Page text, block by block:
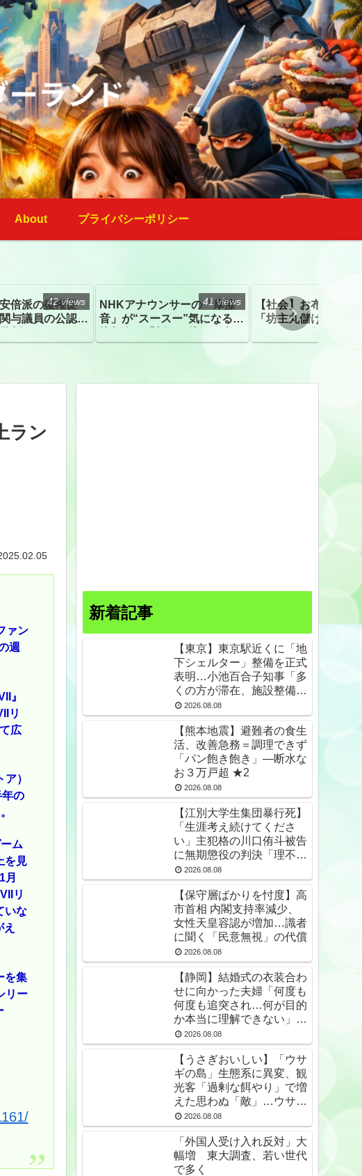
About プライバシーポリシー
倍派の復権促
与議員の公認、
42 views
NHKアナウンサーの「摩擦
音」が“スースー”気になる指
聴こえる。聴きづらい」
41 views
【社会】お布施、戒
「坊主丸儲け」は
ほとんどが年収３０
下「地方の寺の僧侶
ラン
ァン
週
』
リ
広
）
の
ム
を見
月
リ
いな
を集
リー
新着記事
【東京】東京駅近くに「地
下シェルター」整備を正式
表明…小池百合子知事「多
くの方が滞在、施設整備の
効果高い」 ★2
2026.08.08
【熊本地震】避難者の食生
活、改善急務＝調理できず
「パン飽き飽き」―断水な
お３万戸超 ★2
2026.08.08
【江別大学生集団暴行死】
「生涯考え続けてくださ
い」主犯格の川口侑斗被告
に無期懲役の判決「理不尽
以外の何ものでもない」
★2
2026.08.08
【保守層ばかりを忖度】高
市首相 内閣支持率減少、
女性天皇容認が増加…識者
に聞く「民意無視」の代償
2026.08.08
【静岡】結婚式の衣装合わ
せに向かった夫婦「何度も
何度も追突され…何が目的
か本当に理解できない」東
名高速で続いた約1.7キロ
の追突
2026.08.08
【うさぎおいしい】「ウサ
ギの島」生態系に異変、観
光客「過剰な餌やり」で増
えた思わぬ「敵」…ウサギ
襲い口でくわえる姿も 大
久野島
2026.08.08
「外国人受け入れ反対」大
幅増 東大調査、若い世代
で多く